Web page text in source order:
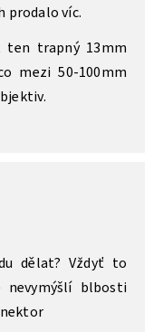
prodalo víc.
ten trapný 13mm
mezi 50-100mm
dělat? Vždyť to
blbosti